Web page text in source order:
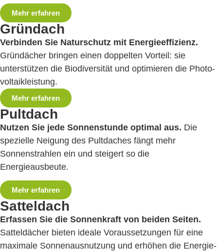
Mehr erfahren
Gründach
Verbinden Sie Naturschutz mit Energie­effizienz.
Gründächer bringen einen doppelten Vorteil: sie
unterstützen die Biodiversität und optimieren die Photo­
voltaikleistung.
Mehr erfahren
Pultdach
Nutzen Sie jede Sonnenstunde optimal aus. Die
spezielle Neigung des Pultdaches fängt mehr
Sonnenstrahlen ein und steigert so die
Energieausbeute.
Mehr erfahren
Satteldach
Erfassen Sie die Sonnenkraft von beiden Seiten.
Satteldächer bieten ideale Voraus­setzungen für eine
maximale Sonnenaus­nutzung und erhöhen die Energie­